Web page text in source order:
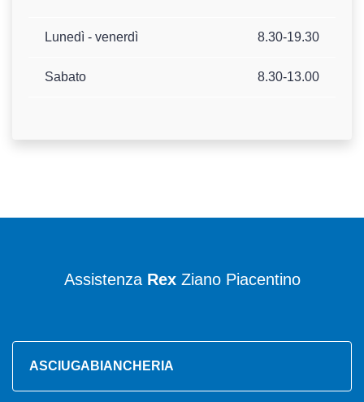
Lunedì - venerdì 8.30-19.30
Sabato 8.30-13.00
Assistenza RexZiano Piacentino
ASCIUGABIANCHERIA